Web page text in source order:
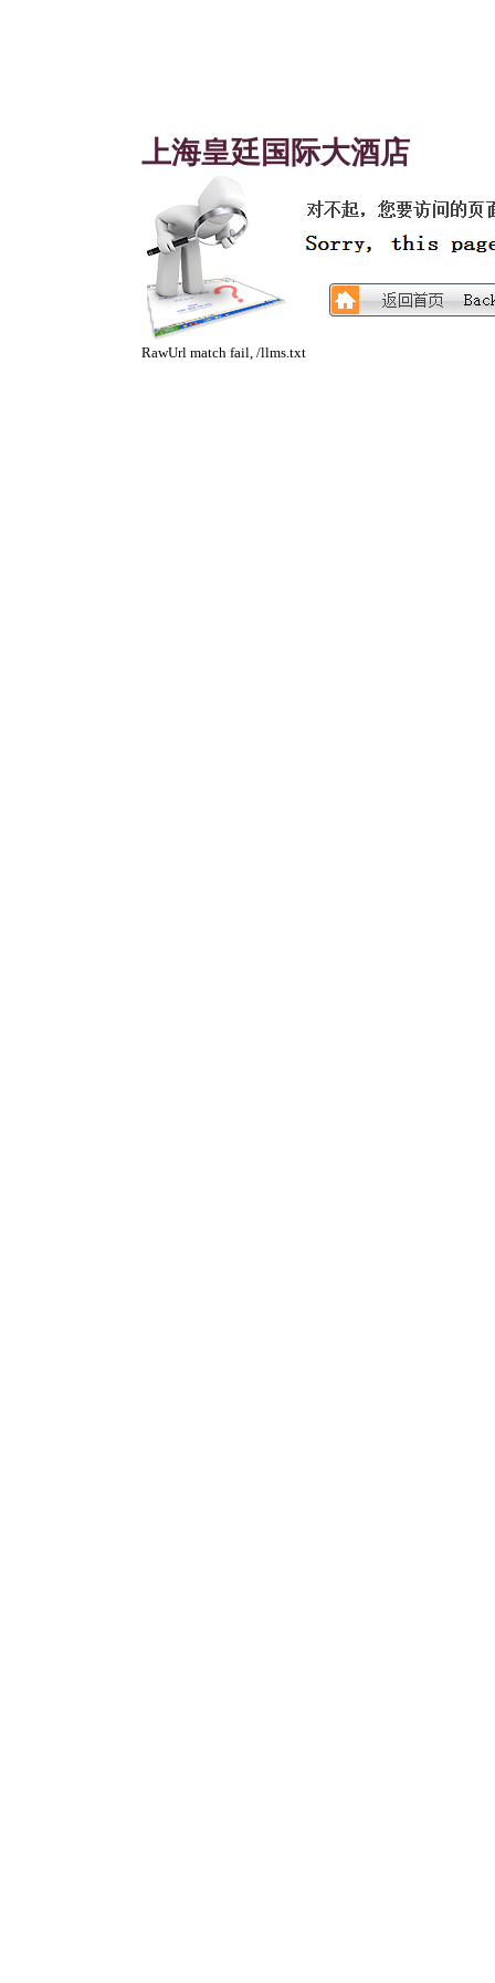
上海皇廷国际大酒店
RawUrl match fail, /llms.txt